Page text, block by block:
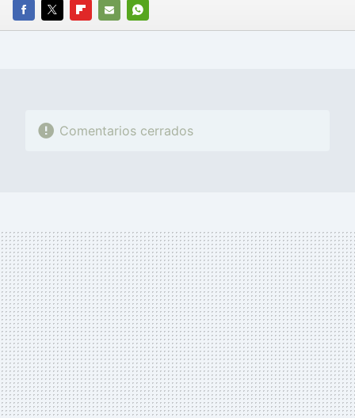
FACEBOOK
TWITTERFLIPBOARD
E-
WHATSAPP
Comentarios cerrados